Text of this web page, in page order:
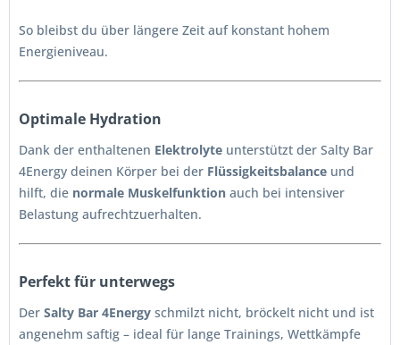
So bleibst du über längere Zeit auf konstant hohem
Energieniveau.
Optimale Hydration
Dank der enthaltenen Elektrolyte unterstützt der Salty Bar
4Energy deinen Körper bei der Flüssigkeitsbalance und
hilft, die normale Muskelfunktion auch bei intensiver
Belastung aufrechtzuerhalten.
Perfekt für unterwegs
Der Salty Bar 4Energy schmilzt nicht, bröckelt nicht und ist
angenehm saftig – ideal für lange Trainings, Wettkämpfe